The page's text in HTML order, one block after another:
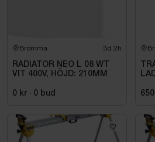
Bromma 3d 2h
RADIATOR NEO L 08 WT
VIT 400V, HÖJD: 210MM
0 kr · 0 bud